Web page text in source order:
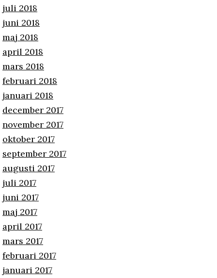
juli 2018
juni 2018
maj 2018
april 2018
mars 2018
februari 2018
januari 2018
december 2017
november 2017
oktober 2017
september 2017
augusti 2017
juli 2017
juni 2017
maj 2017
april 2017
mars 2017
februari 2017
januari 2017